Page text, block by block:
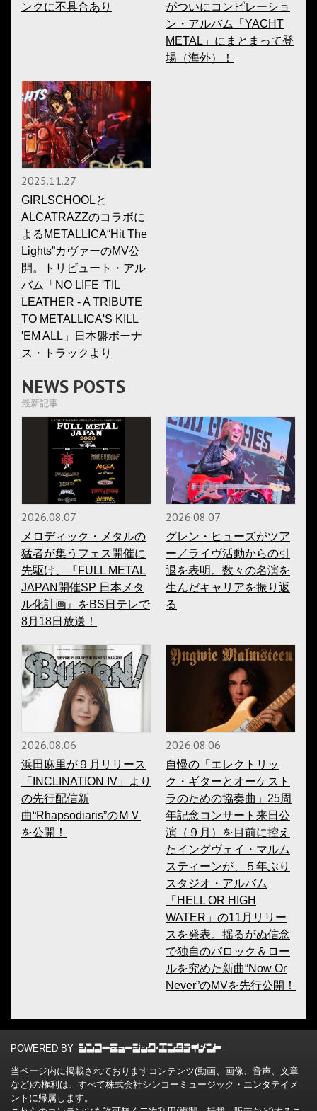
ンクに不具合あり
がついにコンピレーショ
ン・アルバム「YACHT
METAL」にまとまって登
場（海外）！
2025.11.27
GIRLSCHOOLと
ALCATRAZZのコラボに
よるMETALLICA“Hit The
Lights”カヴァーのMV公
開。トリビュート・アル
バム「NO LIFE 'TIL
LEATHER - A TRIBUTE
TO METALLICA'S KILL
'EM ALL」日本盤ボーナ
ス・トラックより
NEWS POSTS
最新記事
2026.08.07
メロディック・メタルの
猛者が集うフェス開催に
先駆け、『FULL METAL
JAPAN開催SP 日本メタ
ル化計画』をBS日テレで
8月18日放送！
2026.08.07
グレン・ヒューズがツア
ー／ライヴ活動からの引
退を表明。数々の名演を
生んだキャリアを振り返
る
2026.08.06
浜田麻里が９月リリース
「INCLINATION IV」より
の先行配信新
曲“Rhapsodiaris”のＭＶ
を公開！
2026.08.06
自慢の「エレクトリッ
ク・ギターとオーケスト
ラのための協奏曲」25周
年記念コンサート来日公
演（９月）を目前に控え
たイングヴェイ・マルム
スティーンが、５年ぶり
スタジオ・アルバム
「HELL OR HIGH
WATER」の11月リリー
スを発表。揺るがぬ信念
で独自のバロック＆ロー
ルを究めた新曲“Now Or
Never”のMVを先行公開！
POWERED BY
当ページ内に掲載されておりますコンテンツ(動画、画像、音声、文章
など)の権利は、すべて株式会社シンコーミュージック・エンタテイメ
ントに帰属します。